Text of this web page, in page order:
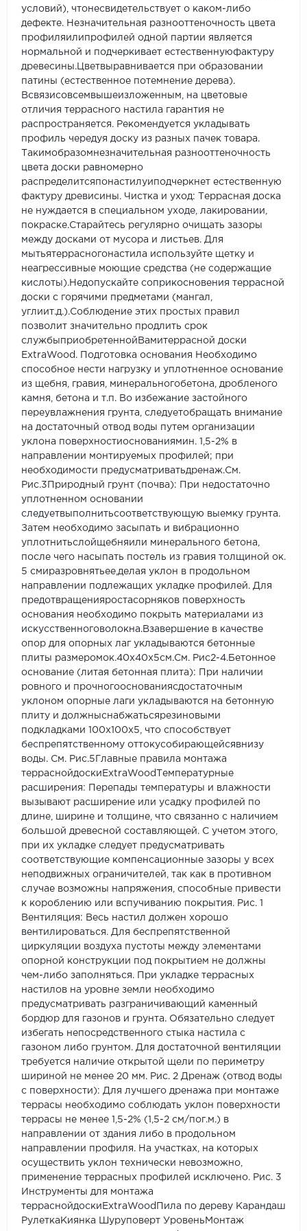
условий), чтонесвидетельствует о каком-либо
дефекте. Незначительная разнооттеночность цвета
профиляилипрофилей одной партии является
нормальной и подчеркивает естественнуюфактуру
древесины.Цветвыравнивается при образовании
патины (естественное потемнение дерева).
Всвязисовсемвышеизложенным, на цветовые
отличия террасного настила гарантия не
распространяется. Рекомендуется укладывать
профиль чередуя доску из разных пачек товара.
Такимобразомнезначительная разнооттеночность
цвета доски равномерно
распределитсяпонастилуиподчеркнет естественную
фактуру древисины. Чистка и уход: Террасная доска
не нуждается в специальном уходе, лакировании,
покраске.Старайтесь регулярно очищать зазоры
между досками от мусора и листьев. Для
мытьятеррасногонастила используйте щетку и
неагрессивные моющие средства (не содержащие
кислоты).Недопускайте соприкосновения террасной
доски с горячими предметами (мангал,
углиит.д.).Соблюдение этих простых правил
позволит значительно продлить срок
службыприобретеннойВамитеррасной доски
ExtraWood. Подготовка основания Необходимо
способное нести нагрузку и уплотненное основание
из щебня, гравия, минеральногобетона, дробленого
камня, бетона и т.п. Во избежание застойного
переувлажнения грунта, следуетобращать внимание
на достаточный отвод воды путем организации
уклона поверхностиоснованиямин. 1,5-2% в
направлении монтируемых профилей; при
необходимости предусматриватьдренаж.См.
Рис.3Природный грунт (почва): При недостаточно
уплотненном основании
следуетвыполнитьсоответствующую выемку грунта.
Затем необходимо засыпать и вибрационно
уплотнитьслойщебняили минерального бетона,
после чего насыпать постель из гравия толщиной ок.
5 смиразровнятьее,делая уклон в продольном
направлении подлежащих укладке профилей. Для
предотвращенияростасорняков поверхность
основания необходимо покрыть материалами из
искусственноговолокна.Взавершение в качестве
опор для опорных лаг укладываются бетонные
плиты размеромок.40x40x5см.См. Рис2-4.Бетонное
основание (литая бетонная плита): При наличии
ровного и прочногооснованиясдостаточным
уклоном опорные лаги укладываются на бетонную
плиту и должныснабжатьсярезиновыми
подкладками 100х100х5, что способствует
беспрепятственному оттокусобирающейсявнизу
воды. См. Рис.5Главные правила монтажа
терраснойдоскиExtraWoodТемпературные
расширения: Перепады температуры и влажности
вызывают расширение или усадку профилей по
длине, ширине и толщине, что связанно с наличием
большой древесной составляющей. С учетом этого,
при их укладке следует предусматривать
соответствующие компенсационные зазоры у всех
неподвижных ограничителей, так как в противном
случае возможны напряжения, способные привести
к короблению или вспучиванию покрытия. Рис. 1
Вентиляция: Весь настил должен хорошо
вентилироваться. Для беспрепятственной
циркуляции воздуха пустоты между элементами
опорной конструкции под покрытием не должны
чем-либо заполняться. При укладке террасных
настилов на уровне земли необходимо
предусматривать разграничивающий каменный
бордюр для газонов и грунта. Обязательно следует
избегать непосредственного стыка настила с
газоном либо грунтом. Для достаточной вентиляции
требуется наличие открытой щели по периметру
шириной не менее 20 мм. Рис. 2 Дренаж (отвод воды
с поверхности): Для лучшего дренажа при монтаже
террасы необходимо соблюдать уклон поверхности
террасы не менее 1,5-2% (1,5-2 см/пог.м.) в
направлении от здания либо в продольном
направлении профиля. На участках, на которых
осуществить уклон технически невозможно,
применение террасных профилей исключено. Рис. 3
Инструменты для монтажа
терраснойдоскиExtraWoodПила по дереву Карандаш
РулеткаКиянка Шуруповерт УровеньМонтаж